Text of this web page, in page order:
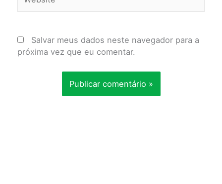
Salvar meus dados neste navegador para a
próxima vez que eu comentar.